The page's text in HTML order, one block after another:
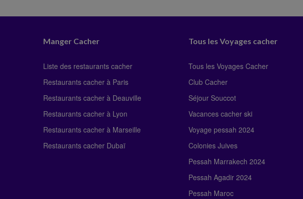
Manger Cacher
Liste des restaurants cacher
Restaurants cacher à Paris
Restaurants cacher à Deauville
Restaurants cacher à Lyon
Restaurants cacher à Marseille
Restaurants cacher Dubaï
Tous les Voyages cacher
Tous les Voyages Cacher
Club Cacher
Séjour Souccot
Vacances cacher ski
Voyage pessah 2024
Colonies Juives
Pessah Marrakech 2024
Pessah Agadir 2024
Pessah Maroc